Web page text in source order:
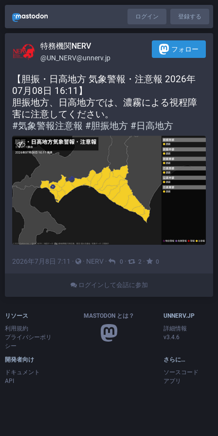
ログイン 登録する
特務機関NERV
@UN_NERV@unnerv.jp
フォロー
【胆振・日高地方 気象警報・注意報 2026年
07月08日 16:11】
胆振地方、日高地方では、濃霧による視程障
害に注意してください。
#気象警報注意報 #胆振地方 #日高地方
2026年7月8日 7:11 · · NERV · 0 · 2 · 0
ログインして会話に参加
リソース
利用規約
プライバシーポリ
シー
開発者向け
ドキュメント
API
MASTODON とは？
UNNERV.JP
詳細情報
v3.4.6
さらに…
ソースコード
アプリ